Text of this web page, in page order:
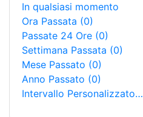
In qualsiasi momento
Ora Passata (0)
Passate 24 Ore (0)
Settimana Passata (0)
Mese Passato (0)
Anno Passato (0)
Intervallo Personalizzato…